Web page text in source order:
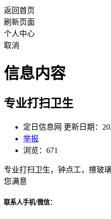
返回首页
刷新页面
个人中心
取消
信息内容
专业打扫卫生
定日信息网 更新日期：
举报
浏览：671
专业打扫卫生，钟点工，擦玻
您满意
联系人手机/微信：